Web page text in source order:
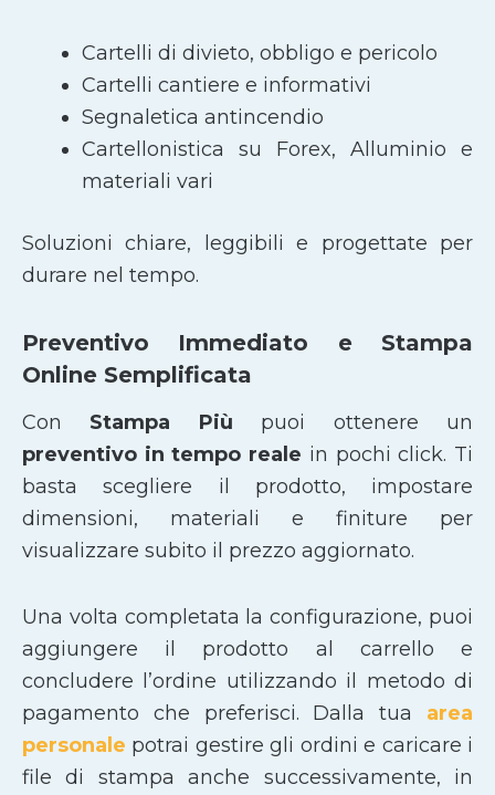
Cartelli di divieto, obbligo e pericolo
Cartelli cantiere e informativi
Segnaletica antincendio
Cartellonistica su Forex, Alluminio e
materiali vari
Soluzioni chiare, leggibili e progettate per
durare nel tempo.
Preventivo Immediato e Stampa
Online Semplificata
Con Stampa Più puoi ottenere un
preventivo in tempo reale in pochi click. Ti
basta scegliere il prodotto, impostare
dimensioni, materiali e finiture per
visualizzare subito il prezzo aggiornato.
Una volta completata la configurazione, puoi
aggiungere il prodotto al carrello e
concludere l’ordine utilizzando il metodo di
pagamento che preferisci. Dalla tua area
personale potrai gestire gli ordini e caricare i
file di stampa anche successivamente, in